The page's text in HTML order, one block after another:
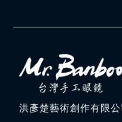
洪彥楚藝術創作有限公